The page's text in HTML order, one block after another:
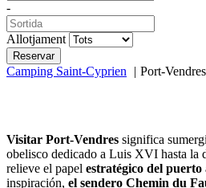
-
Allotjament
Camping Saint-Cyprien Port-Vendres
Visitar Port-Vendres significa
obelisco dedicado a Luis XVI hasta la
relieve el papel estratégico del puerto
inspiración, el sendero Chemin du